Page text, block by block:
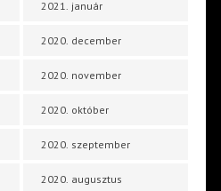
2021. január
2020. december
2020. november
2020. október
2020. szeptember
2020. augusztus